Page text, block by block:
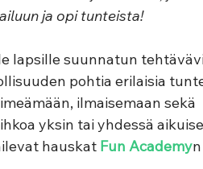
ja opi tunteista!
lapsille suunnatun
pohtia erilaisia
ilmaisemaan sekä
yksin tai yhdessä
hauskat Fun Academy